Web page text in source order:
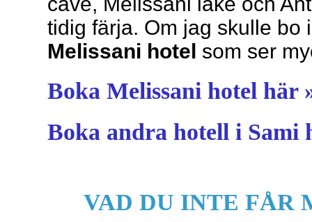
tidig färja. Om jag skulle bo
Melissani hotel som ser
Boka Melissani hotel här
Boka andra hotell i Sami
VAD DU INTE FÅR